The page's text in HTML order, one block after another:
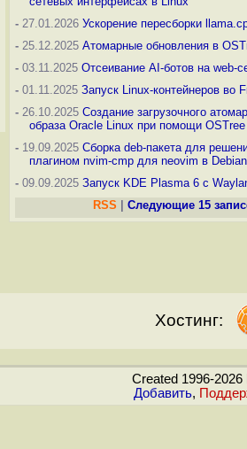
- 27.01.2026 Ускорение пересборки
- 25.12.2025 Атомарные обновления в
- 03.11.2025 Отсеивание AI-ботов на web-
- 01.11.2025 Запуск Linux-контейнеров во
- 26.10.2025 Создание загрузочного
образа Oracle Linux при помощи OSTree
- 19.09.2025 Сборка deb-пакета для
плагином nvim-cmp для neovim в
- 09.09.2025 Запуск KDE Plasma 6 с
RSS
Следующие 15
Хостинг:
Created 1996-2026
Добавить,